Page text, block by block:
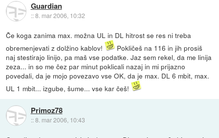
Guardian
::8. mar 2006, 10:32
Če koga zanima max. možna UL in DL hitrost se res ni treba
obremenjevati z dolžino kablov!
Pokličeš na 116 in jih prosiš
naj stestirajo linijo, pa maš vse podatke. Jaz sem rekel, da me linija
zeza... in so me čez par minut poklicali nazaj in mi prijazno
povedali, da je mojo povezavo vse OK, da je max. DL 6 mbit, max.
UL 1 mbit... izgube, šume... vse kar češ!
Primoz78
::8. mar 2006, 10:43